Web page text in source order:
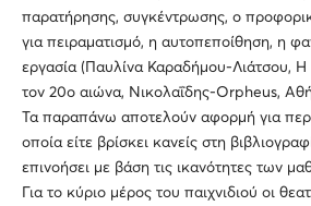
παρατήρησης, συγκέντρωσης, ο
για πειραματισμό, η αυτοπεποίθηση, η
εργασία (Παυλίνα Καραδήμου-Λιάτσου, Η
τον 20ο αιώνα, Νικολαΐδης-Orpheus,
Τα παραπάνω αποτελούν αφορμή για
οποία είτε βρίσκει κανείς στη
επινοήσει με βάση τις ικανότητες των
Για το κύριο μέρος του παιχνιδιού οι